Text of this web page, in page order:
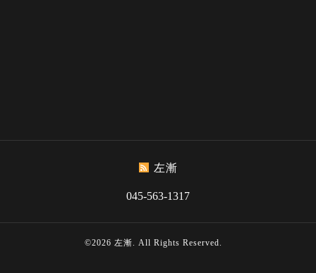
左漸
045-563-1317
©2026 左漸. All Rights Reserved.